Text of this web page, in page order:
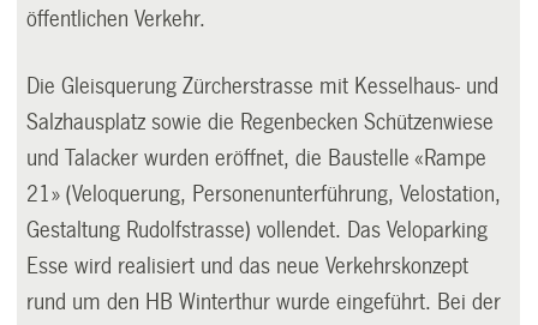
öffentlichen Verkehr.
Die Gleisquerung Zürcherstrasse mit Kesselhaus- und
Salzhausplatz sowie die Regenbecken Schützenwiese
und Talacker wurden eröffnet, die Baustelle «Rampe
21» (Veloquerung, Personenunterführung, Velostation,
Gestaltung Rudolfstrasse) vollendet. Das Veloparking
Esse wird realisiert und das neue Verkehrskonzept
rund um den HB Winterthur wurde eingeführt. Bei der